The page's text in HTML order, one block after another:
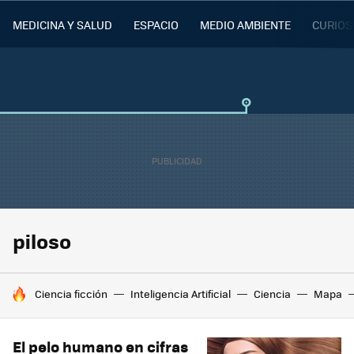
MEDICINA Y SALUD ESPACIO MEDIO AMBIENTE
piloso
HOY SE HABLA DE
Ciencia ficción Inteligencia Artificial Ciencia Mapa
El pelo humano en cifras